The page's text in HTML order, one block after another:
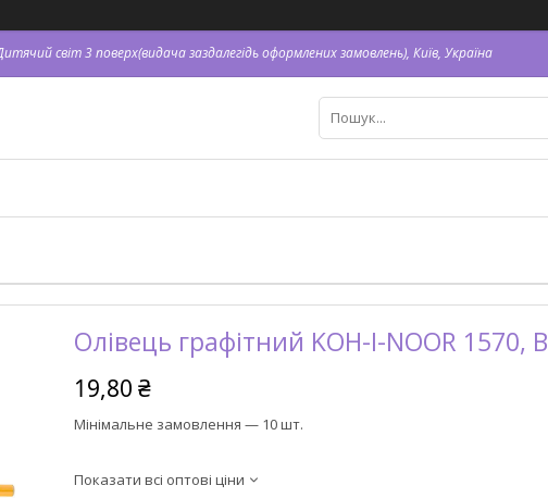
світ 3 поверх(видача заздалегідь оформлених замовлень), Київ, Україна
Олівець графітний KOH-I-NOOR 1570, В
19,80 ₴
Мінімальне замовлення — 10 шт.
Показати всі оптові ціни